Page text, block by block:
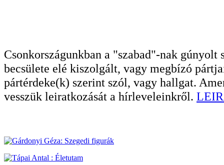
Csonkországunkban a "szabad"-nak
becsülete elé kiszolgált, vagy megbízó
pártérdeke(k) szerint szól, vagy hallgat.
vesszük leiratkozását a hírleveleinkről.